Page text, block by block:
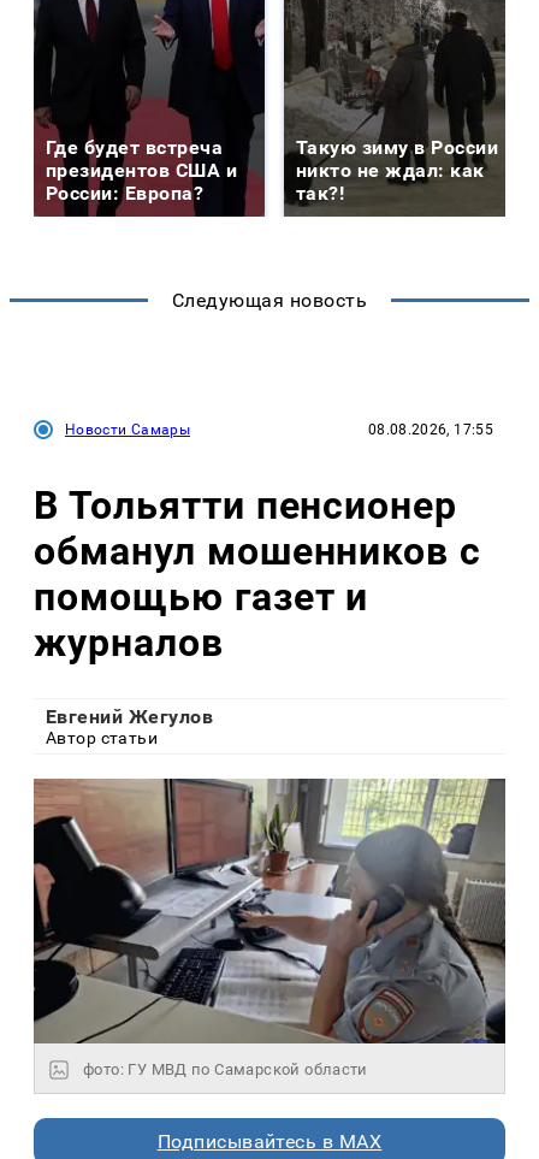
Где будет встреча
президентов США и
России: Европа?
Такую зиму в России
никто не ждал: как
так?!
Следующая новость
Новости Самары 08.08.2026, 17:55
В Тольятти пенсионер
обманул мошенников с
помощью газет и
журналов
Евгений Жегулов
Автор статьи
фото: ГУ МВД по Самарской области
Подписывайтесь в MAX